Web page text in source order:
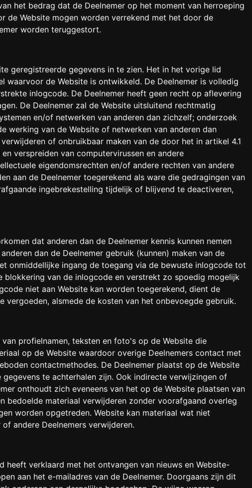
het bedrag dat de Deelnemer op het moment van herroeping
de Website mogen worden verrekend met het door de
worden teruggestort.
geregistreerde gegevens in te zien. Het in het vorige lid
de Website is ontwikkeld. De Deelnemer is volledig
inlogcode. De Deelnemer heeft geen recht op aflevering
De Deelnemer zal de Website uitsluitend rechtmatig
en/of netwerken van anderen dan zichzelf; onderzoek
werking van de Website of netwerken van anderen dan
of onbruikbaar maken van de door het in artikel 4.1
verspreiden van computervirussen en andere
eigendomsrechten en/of andere rechten van andere
aan de Deelnemer toegerekend als ware die gedragingen van
ingebrekestelling tijdelijk of blijvend te deactiveren,
dat anderen dan de Deelnemer kennis kunnen nemen
dan de Deelnemer gebruik (kunnen) maken van de
onmiddellijke ingang de toegang via de bewuste inlogcode tot
blokkering van de inlogcode en verstrekt zo spoedig mogelijk
niet aan Website kan worden toegerekend, dient de
vergoeden, alsmede de kosten van het onbevoegde gebruik.
profielnamen, teksten en foto's op de Website die
op de Website waardoor overige Deelnemers contact met
contactmethodes. De Deelnemer plaatst op de Website
te achterhalen zijn. Ook indirecte verwijzingen of
onthoudt zich eveneens van het op de Website plaatsen van
bedoelde materiaal verwijderen zonder voorafgaand overleg
worden opgetreden. Website kan materiaal wat niet
andere Deelnemers verwijderen.
verklaard met het ontvangen van nieuws en Website-
aan het e-mailadres van de Deelnemer. Doorgaans zijn dit